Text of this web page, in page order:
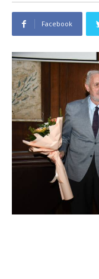
Facebook